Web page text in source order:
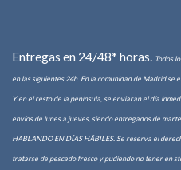
Entregas en 24/48* horas. Todos
en las siguientes 24h. En la comunidad de Madrid
Y en el resto de la península, se enviaran el día
envíos de lunes a jueves, siendo entregados de
HABLANDO EN DÍAS HÁBILES. Se reserva el
tratarse de pescado fresco y pudiendo no tener en